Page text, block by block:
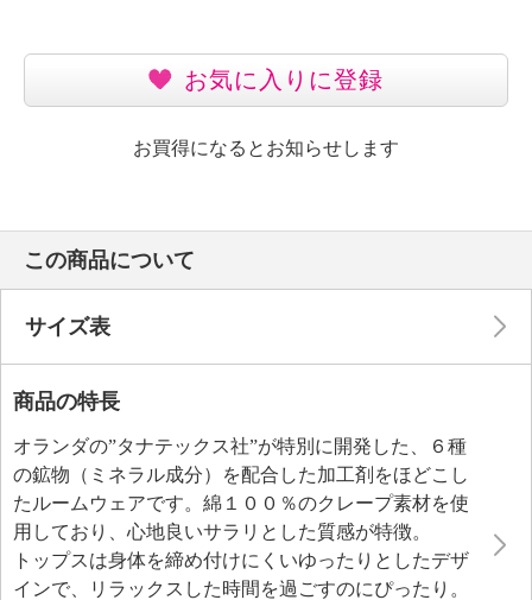
お気に入りに登録
お買得になるとお知らせします
この商品について
サイズ表
商品の特長
オランダの”タナテックス社”が特別に開発した、６種
の鉱物（ミネラル成分）を配合した加工剤をほどこし
たルームウェアです。綿１００％のクレープ素材を使
用しており、心地良いサラリとした質感が特徴。
トップスは身体を締め付けにくいゆったりとしたデザ
インで、リラックスした時間を過ごすのにぴったり。